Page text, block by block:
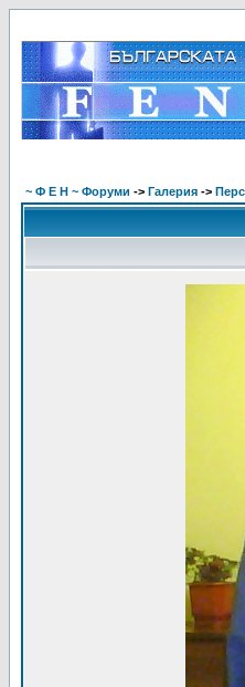
~ Ф Е Н ~ Форуми -> Галерия ->